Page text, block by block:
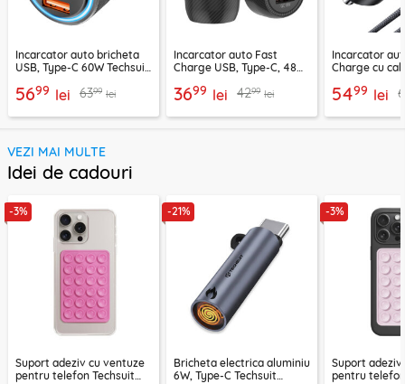
Incarcator auto bricheta
USB, Type-C 60W Techsuit
5699 lei 6399 lei
Incarcator auto Fast
Charge USB, Type-C, 48W
3699 lei 4299 lei
Incarcator
Charge cu
5499 lei
VEZI MAI MULTE
Idei de cadouri
-3%
Suport adeziv cu ventuze
pentru telefon Techsuit
-21%
Bricheta electrica aluminiu
6W, Type-C Techsuit
-3%
Suport
pentru